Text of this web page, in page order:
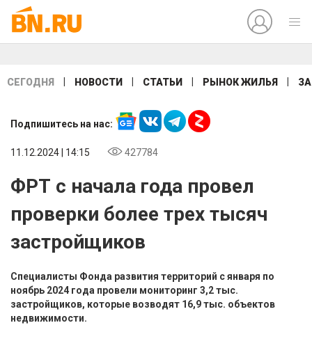
СЕГОДНЯ НОВОСТИ СТАТЬИ РЫНОК ЖИЛЬЯ
Подпишитесь на нас:
11.12.2024 | 14:15 427784
ФРТ с начала года провел
проверки более трех тысяч
застройщиков
Специалисты Фонда развития территорий с января по
ноябрь 2024 года провели мониторинг 3,2 тыс.
застройщиков, которые возводят 16,9 тыс. объектов
недвижимости.